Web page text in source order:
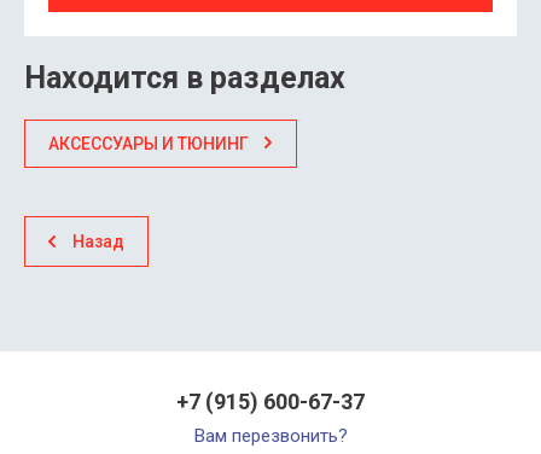
Находится в разделах
АКСЕССУАРЫ И ТЮНИНГ
Назад
+7 (915) 600-67-37
Вам перезвонить?